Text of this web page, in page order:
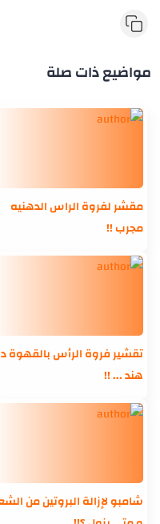
مواضيع ذات صلة
مقشر لفروة الراس الدهنيه
مجرب !!
تقشير فروة الرأس بالقهوة د
هند ... !!
شامبو لإزالة البروتين من الشعر